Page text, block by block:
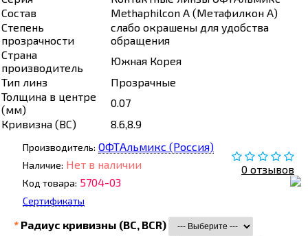
Состав
Methaphilcon A (Метафилкон А)
Степень
прозрачности
слабо окрашены для удобства
обращения
Страна
производитель
Южная Корея
Тип линз
Прозрачные
Толщина в центре
(мм)
0.07
Кривизна (ВС)
8.6,8.9
0 отзывов
Производитель: ОФТАльмикс (Россия)
Наличие: Нет в наличии
Код товара: 5704-03
Сертификаты
Радиус кривизны (BC, BCR)